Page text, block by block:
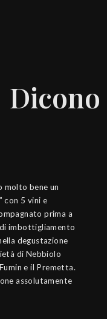
molto bene un
con 5 vini e
prima a
imbottigliamento
degustazione
di Nebbiolo
e il Premetta.
assolutamente